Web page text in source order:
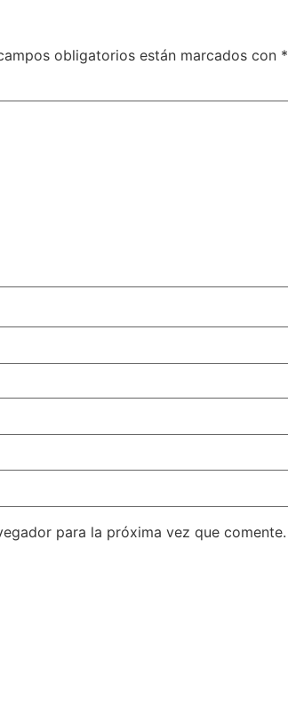
obligatorios están marcados con *
para la próxima vez que comente.